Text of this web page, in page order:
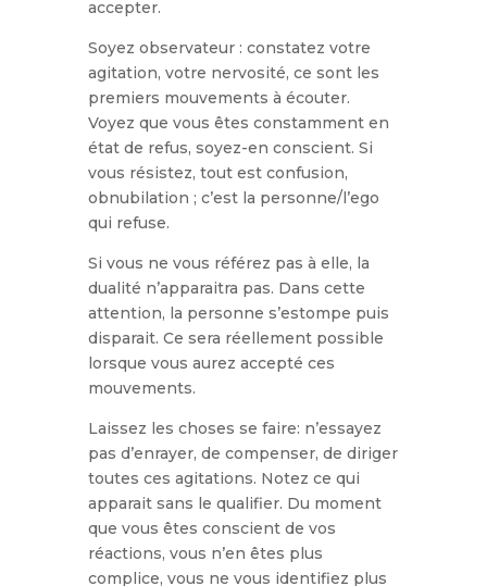
accepter.
Soyez observateur : constatez votre
agitation, votre nervosité, ce sont les
premiers mouvements à écouter.
Voyez que vous êtes constamment en
état de refus, soyez-en conscient. Si
vous résistez, tout est confusion,
obnubilation ; c’est la personne/l’ego
qui refuse.
Si vous ne vous référez pas à elle, la
dualité n’apparaitra pas. Dans cette
attention, la personne s’estompe puis
disparait. Ce sera réellement possible
lorsque vous aurez accepté ces
mouvements.
Laissez les choses se faire: n’essayez
pas d’enrayer, de compenser, de diriger
toutes ces agitations. Notez ce qui
apparait sans le qualifier. Du moment
que vous êtes conscient de vos
réactions, vous n’en êtes plus
complice, vous ne vous identifiez plus